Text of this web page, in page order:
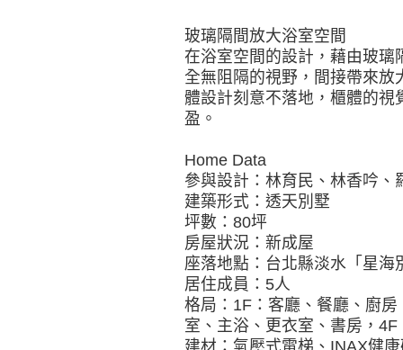
玻璃隔間放大浴室空間
在浴室空間的設計，藉由玻璃
全無阻隔的視野，間接帶來
體設計刻意不落地，櫃體的
盈。
Home Data
參與設計：林育民、林香吟、
建築形式：透天別墅
坪數：80坪
房屋狀況：新成屋
座落地點：台北縣淡水「星海
居住成員：5人
格局：1F：客廳、餐廳、廚
室、主浴、更衣室、書房，
建材：氣壓式電梯、INAX健